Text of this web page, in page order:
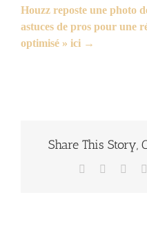
Houzz reposte une photo
astuces de pros pour une
optimisé » ici →
Share This Story,
Facebook
Twitter